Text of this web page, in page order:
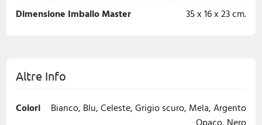
Dimensione Imballo Master
35 x 16 x 23 cm.
Altre Info
Colori
Bianco, Blu, Celeste, Grigio scuro, Mela, Argento